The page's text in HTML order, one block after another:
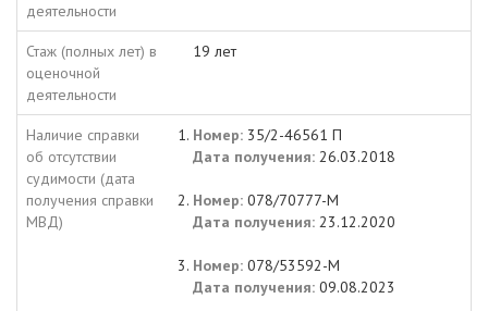
деятельности
Стаж (полных лет) в
оценочной
деятельности
19 лет
Наличие справки
об отсутствии
судимости (дата
получения справки
МВД)
Номер: 35/2-46561 П
Дата получения: 26.03.2018
Номер: 078/70777-М
Дата получения: 23.12.2020
Номер: 078/53592-М
Дата получения: 09.08.2023